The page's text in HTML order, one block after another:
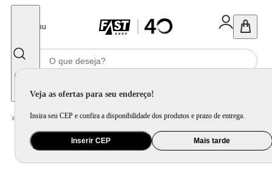
Menu
Veja as ofertas para seu endereço!
Insira seu CEP e confira a disponibilidade dos produtos e prazo de entrega.
Inserir CEP Mais tarde
Home Utilidade Doméstica Cozinha / Utensilio de Bancada